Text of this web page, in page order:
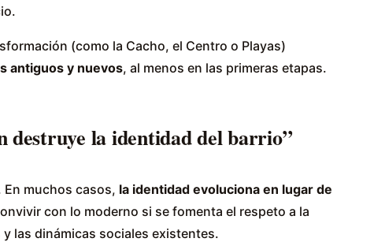
(como la Cacho, el Centro o Playas)
antiguos y nuevos, al menos en las primeras etapas.
la identidad del barrio”
En muchos casos, la identidad evoluciona en lugar de
con lo moderno si se fomenta el respeto a la
las dinámicas sociales existentes.